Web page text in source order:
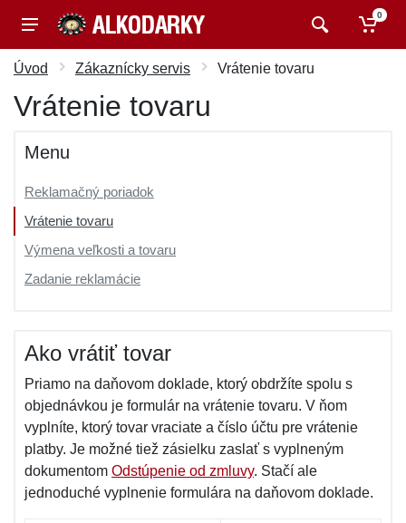
0
Úvod Zákaznícky servis Vrátenie tovaru
Vrátenie tovaru
Menu
Reklamačný poriadok
Vrátenie tovaru
Výmena veľkosti a tovaru
Zadanie reklamácie
Ako vrátiť tovar
Priamo na daňovom doklade, ktorý obdržíte spolu s
objednávkou je formulár na vrátenie tovaru. V ňom
vyplníte, ktorý tovar vraciate a číslo účtu pre vrátenie
platby. Je možné tiež zásielku zaslať s vyplneným
dokumentom Odstúpenie od zmluvy. Stačí ale
jednoduché vyplnenie formulára na daňovom doklade.